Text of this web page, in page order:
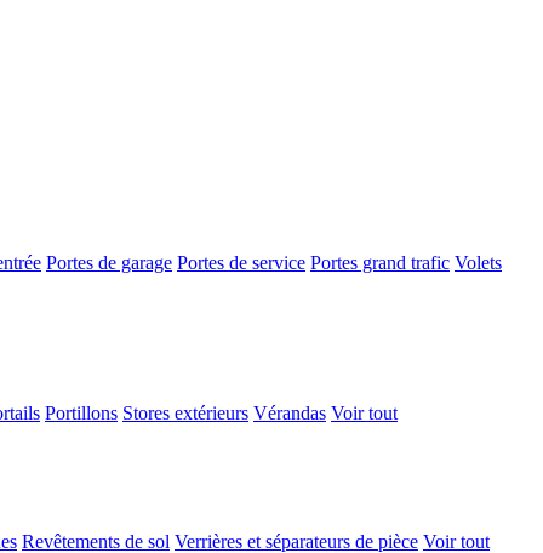
Portes de garage Portes de service Portes grand trafic Volets
Portillons Stores extérieurs Vérandas Voir tout
Revêtements de sol Verrières et séparateurs de pièce Voir tout